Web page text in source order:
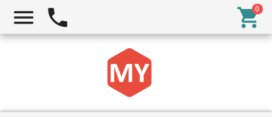
  